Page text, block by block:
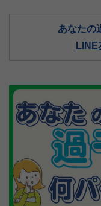
あなたの
LINE